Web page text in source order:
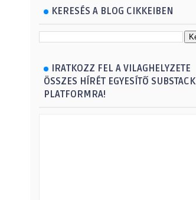
KERESÉS A BLOG CIKKEIBEN
IRATKOZZ FEL A VILAGHELYZETE
ÖSSZES HÍRÉT EGYESÍTŐ SUBSTACK
PLATFORMRA!